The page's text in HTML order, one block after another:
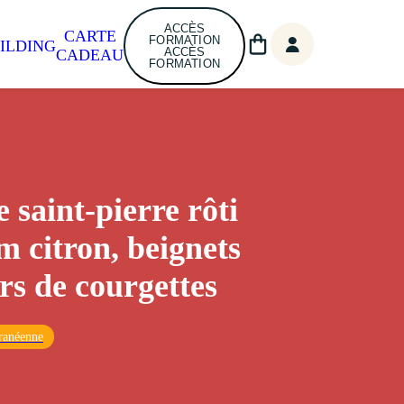
CARTE
CADEAU
ACCÈS
FORMATION
ACCÈS
FORMATION
saint-pierre rôti
citron, beignets
de courgettes